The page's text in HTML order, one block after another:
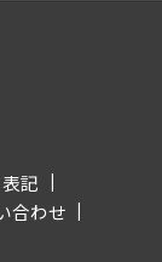
記
合わせ